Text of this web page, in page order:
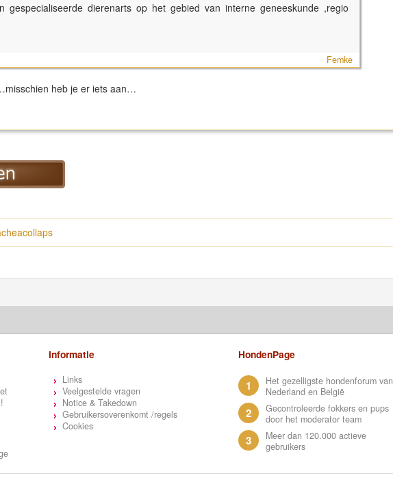
gespecialiseerde dierenarts op het gebied van interne geneeskunde ,regio
Femke
heb je er iets aan…
Informatie
Links
Veelgestelde vragen
Notice & Takedown
Gebruikersoverenkomt /regels
Cookies
HondenPage
1
Het gezelligste hondenforum van
Nederland en België
2
Gecontroleerde fokkers en pups
door het moderator team
3
Meer dan 120.000 actieve
gebruikers